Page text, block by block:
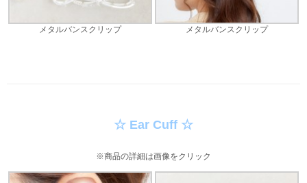
メタルバンスクリップ メタルバンスクリップ
☆ Ear Cuff ☆
※商品の詳細は画像をクリック